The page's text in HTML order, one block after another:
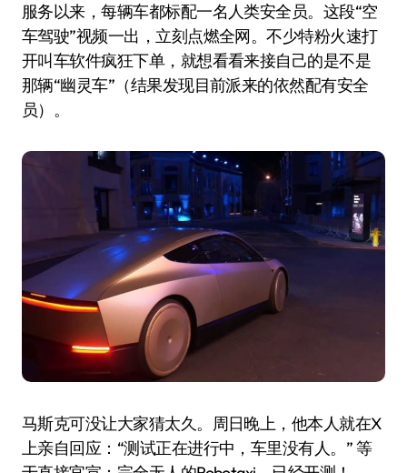
服务以来，每辆车都标配一名人类安全员。这段“空
车驾驶”视频一出，立刻点燃全网。不少特粉火速打
开叫车软件疯狂下单，就想看看来接自己的是不是
那辆“幽灵车”（结果发现目前派来的依然配有安全
员）。
马斯克可没让大家猜太久。周日晚上，他本人就在X
上亲自回应：“测试正在进行中，车里没有人。” 等